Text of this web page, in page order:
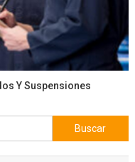
Y Suspensiones
Buscar: